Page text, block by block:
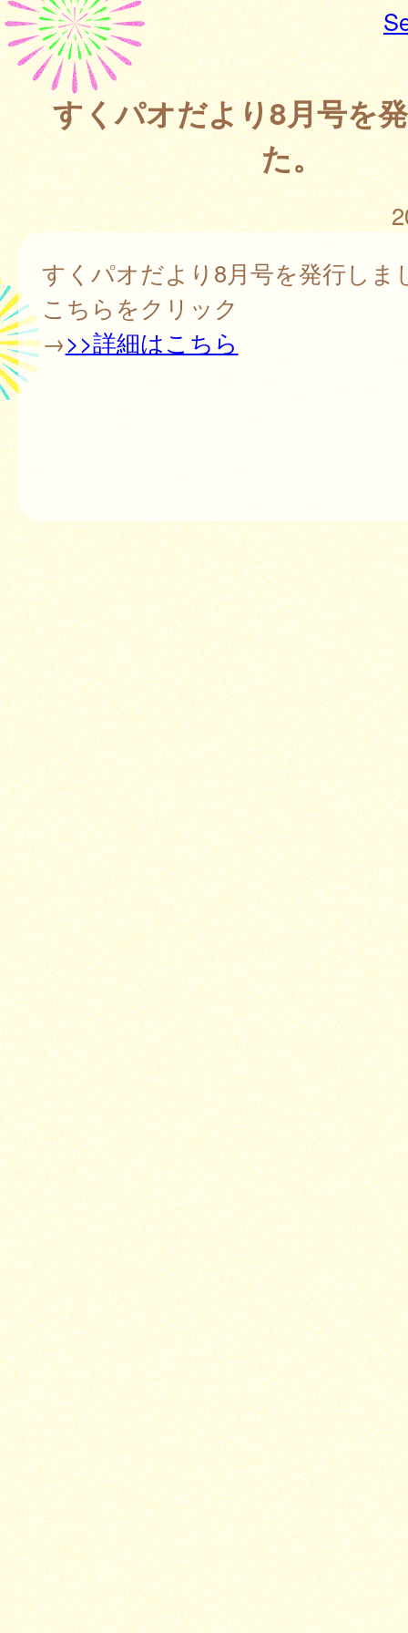
すくパオだより8月号を
た。
すくパオだより8月号を発行しま
こちらをクリック
→>>詳細はこちら